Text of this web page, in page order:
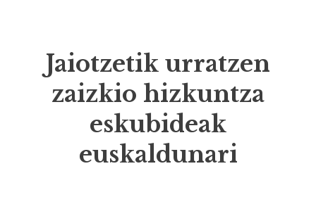
Jaiotzetik urratzen
zaizkio hizkuntza
eskubideak
euskaldunari